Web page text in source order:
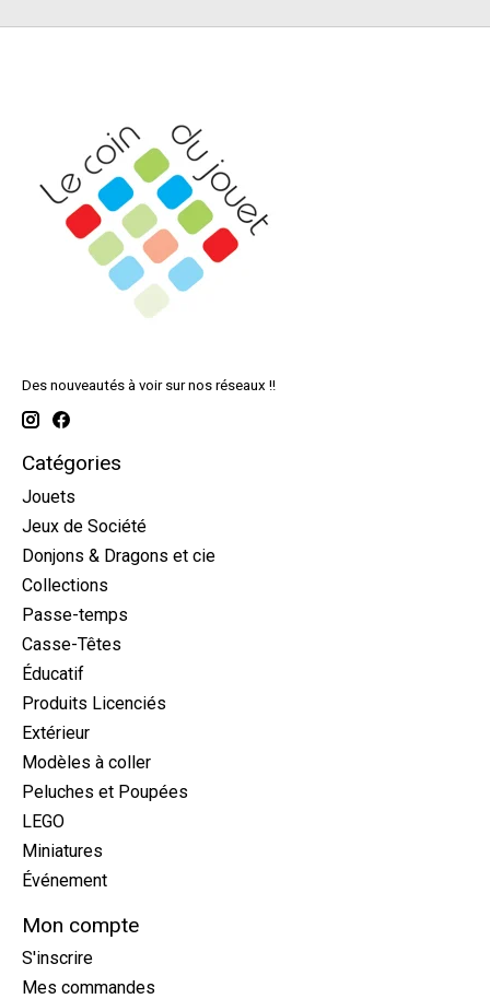
Des nouveautés à voir sur nos réseaux !!
Catégories
Jouets
Jeux de Société
Donjons & Dragons et cie
Collections
Passe-temps
Casse-Têtes
Éducatif
Produits Licenciés
Extérieur
Modèles à coller
Peluches et Poupées
LEGO
Miniatures
Événement
Mon compte
S'inscrire
Mes commandes